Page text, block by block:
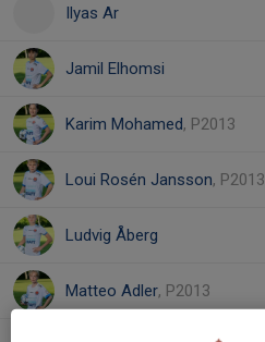
Ilyas Ar
Jamil Elhomsi
Karim Mohamed, P2013
Loui Rosén Jansson, P2013
Ludvig Åberg
Matteo Adler, P2013